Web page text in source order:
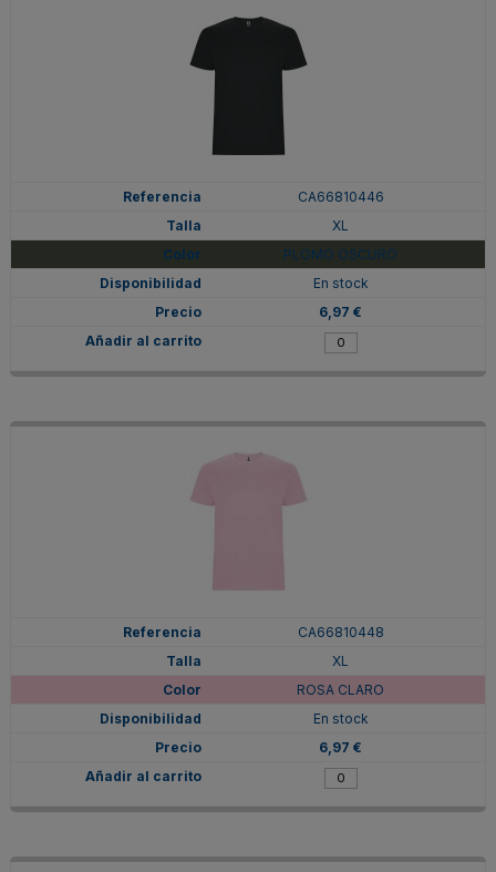
CA66810446
XL
PLOMO OSCURO
En stock
6,97 €
CA66810448
XL
ROSA CLARO
En stock
6,97 €